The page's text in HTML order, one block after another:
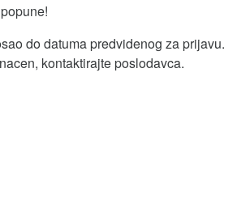
do datuma predvidenog za prijavu.
kontaktirajte poslodavca.